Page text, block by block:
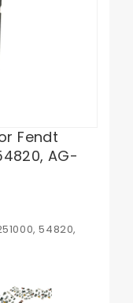
Fendt
AG-
54820,